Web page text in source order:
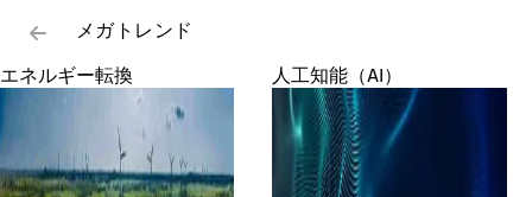
メガトレンド
エネルギー転換
人工知能（AI）